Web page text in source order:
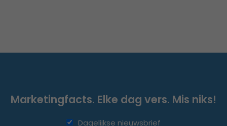
Marketingfacts. Elke dag vers. Mis niks!
Dagelijkse nieuwsbrief